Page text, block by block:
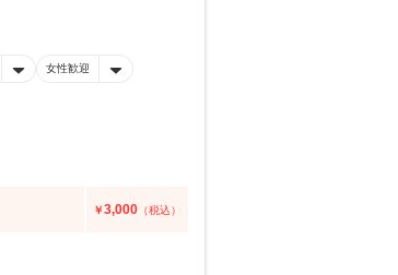
女性歓迎
￥3,000 （税込）